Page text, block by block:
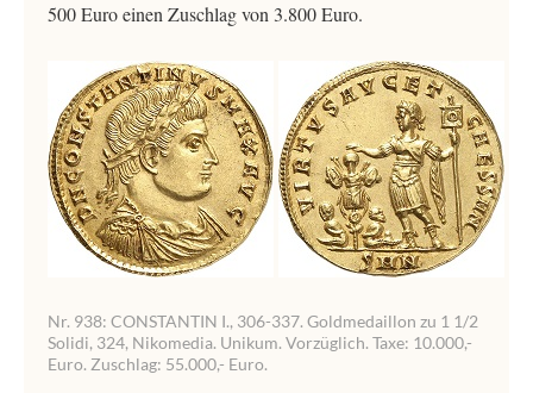
500 Euro einen Zuschlag von 3.800 Euro.
Nr. 938: CONSTANTIN I., 306-337. Goldmedaillon zu 1 1/2
Solidi, 324, Nikomedia. Unikum. Vorzüglich. Taxe: 10.000,-
Euro. Zuschlag: 55.000,- Euro.